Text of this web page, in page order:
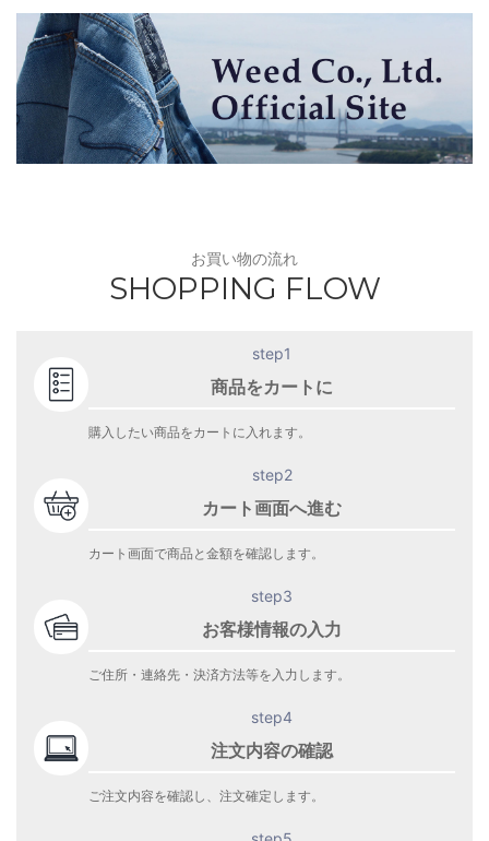
お買い物の流れ
SHOPPING FLOW
step1
商品をカートに
購入したい商品をカートに入れます。
step2
カート画面へ進む
カート画面で商品と金額を確認します。
step3
お客様情報の入力
ご住所・連絡先・決済方法等を入力します。
step4
注文内容の確認
ご注文内容を確認し、注文確定します。